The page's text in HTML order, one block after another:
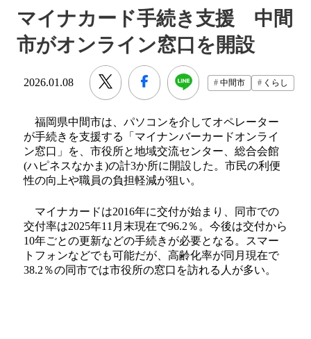
マイナカード手続き支援 中間
市がオンライン窓口を開設
2026.01.08 中間市 くらし
福岡県中間市は、パソコンを介してオペレーター
が手続きを支援する「マイナンバーカードオンライ
ン窓口」を、市役所と地域交流センター、総合会館
(ハピネスなかま)の計3か所に開設した。市民の利便
性の向上や職員の負担軽減が狙い。
マイナカードは2016年に交付が始まり、同市での
交付率は2025年11月末現在で96.2％。今後は交付から
10年ごとの更新などの手続きが必要となる。スマー
トフォンなどでも可能だが、高齢化率が同月現在で
38.2％の同市では市役所の窓口を訪れる人が多い。